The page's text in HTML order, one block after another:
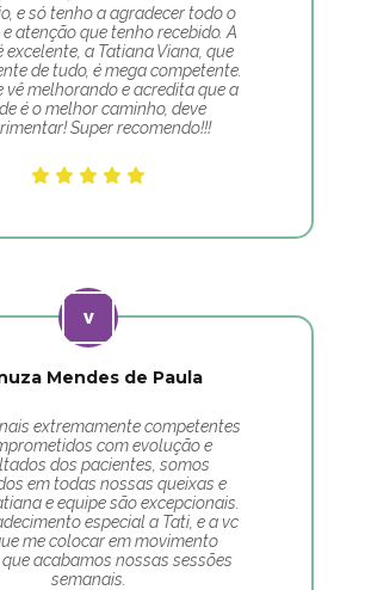
e só tenho a agradecer todo o
atenção que tenho recebido. A
excelente, a Tatiana Viana, que
de tudo, é mega competente.
vê melhorando e acredita que a
é o melhor caminho, deve
Super recomendo!!!
Mendes de Paula
extremamente competentes
com evolução e
dos pacientes, somos
em todas nossas queixas e
e equipe são excepcionais.
especial a Tati, e a vc
me colocar em movimento
acabamos nossas sessões
semanais.